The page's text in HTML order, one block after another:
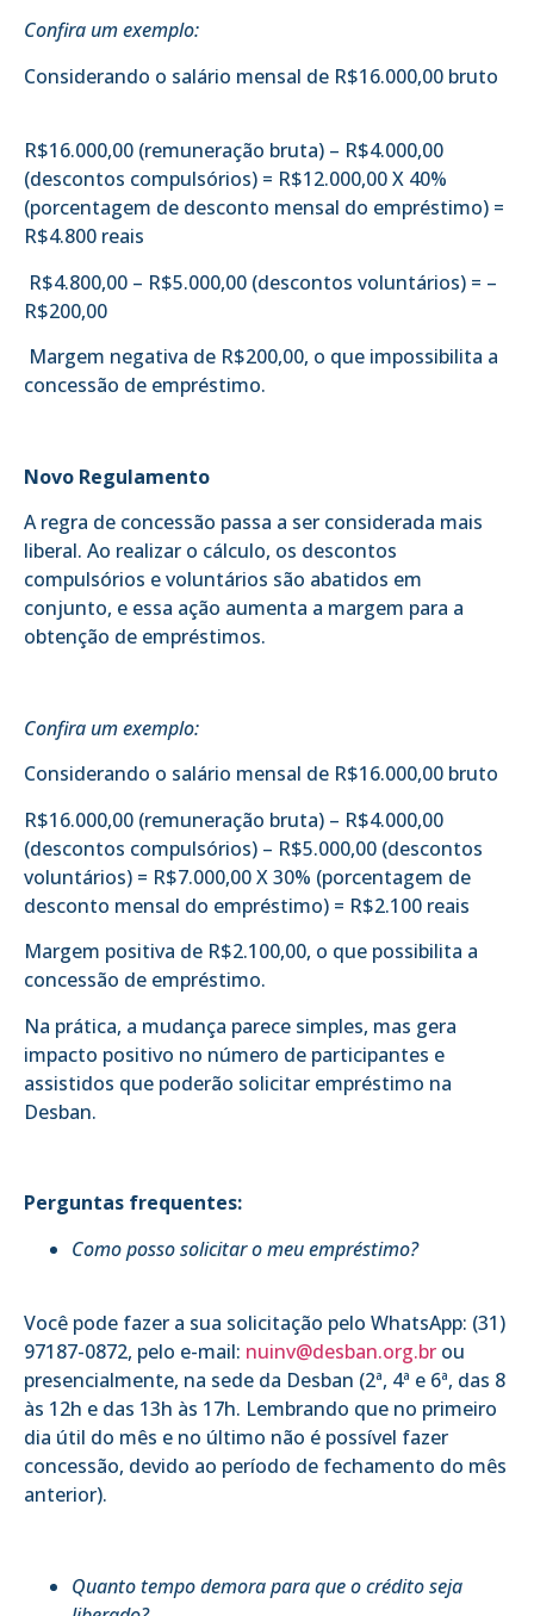
Confira um exemplo:
Considerando o salário mensal de R$16.000,00 bruto
R$16.000,00 (remuneração bruta) – R$4.000,00
(descontos compulsórios) = R$12.000,00 X 40%
(porcentagem de desconto mensal do empréstimo) =
R$4.800 reais
R$4.800,00 – R$5.000,00 (descontos voluntários) = –
R$200,00
Margem negativa de R$200,00, o que impossibilita a
concessão de empréstimo.
Novo Regulamento
A regra de concessão passa a ser considerada mais
liberal. Ao realizar o cálculo, os descontos
compulsórios e voluntários são abatidos em
conjunto, e essa ação aumenta a margem para a
obtenção de empréstimos.
Confira um exemplo:
Considerando o salário mensal de R$16.000,00 bruto
R$16.000,00 (remuneração bruta) – R$4.000,00
(descontos compulsórios) – R$5.000,00 (descontos
voluntários) = R$7.000,00 X 30% (porcentagem de
desconto mensal do empréstimo) = R$2.100 reais
Margem positiva de R$2.100,00, o que possibilita a
concessão de empréstimo.
Na prática, a mudança parece simples, mas gera
impacto positivo no número de participantes e
assistidos que poderão solicitar empréstimo na
Desban.
Perguntas frequentes:
Como posso solicitar o meu empréstimo?
Você pode fazer a sua solicitação pelo WhatsApp: (31)
97187-0872, pelo e-mail: nuinv@desban.org.br ou
presencialmente, na sede da Desban (2ª, 4ª e 6ª, das 8
às 12h e das 13h às 17h. Lembrando que no primeiro
dia útil do mês e no último não é possível fazer
concessão, devido ao período de fechamento do mês
anterior).
Quanto tempo demora para que o crédito seja